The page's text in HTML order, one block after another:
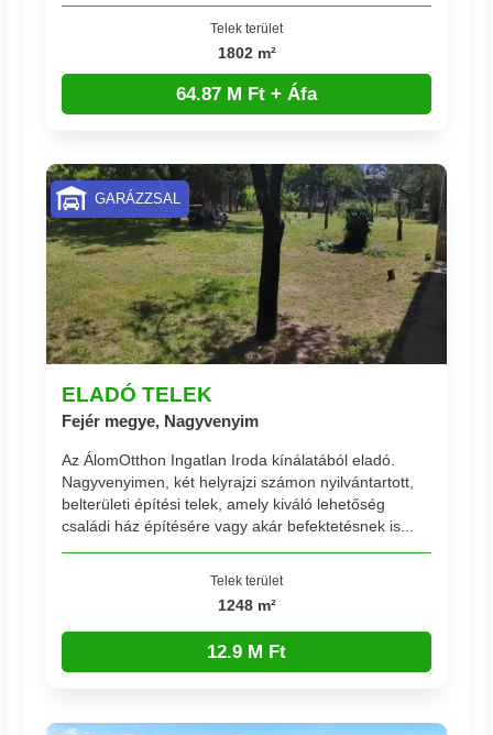
Telek terület
1802 m²
64.87 M Ft + Áfa
ELADÓ TELEK
Fejér megye, Nagyvenyim
Az ÁlomOtthon Ingatlan Iroda kínálatából eladó.
Nagyvenyimen, két helyrajzi számon nyilvántartott,
belterületi építési telek, amely kiváló lehetőség
családi ház építésére vagy akár befektetésnek is...
Telek terület
1248 m²
12.9 M Ft
GARÁZZSAL